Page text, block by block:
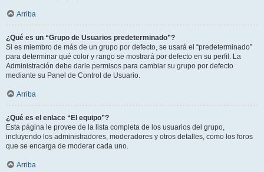
Arriba
¿Qué es un “Grupo de Usuarios predeterminado”?
Si es miembro de más de un grupo por defecto, se usará el “predeterminado”
para determinar qué color y rango se mostrará por defecto en su perfil. La
Administración debe darle permisos para cambiar su grupo por defecto
mediante su Panel de Control de Usuario.
Arriba
¿Qué es el enlace “El equipo”?
Esta página le provee de la lista completa de los usuarios del grupo,
incluyendo los administradores, moderadores y otros detalles, como los foros
que se encarga de moderar cada uno.
Arriba